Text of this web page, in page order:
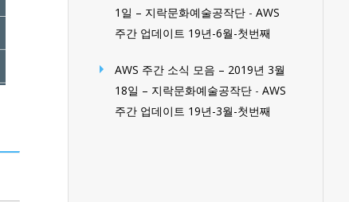
1일 – 지락문화예술공작단 - AWS
주간 업데이트 19년-6월-첫번째
AWS 주간 소식 모음 – 2019년 3월
18일 – 지락문화예술공작단 - AWS
주간 업데이트 19년-3월-첫번째